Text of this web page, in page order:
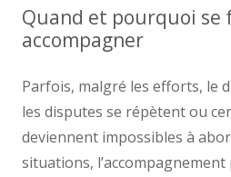
Quand et pourquoi se
accompagner
Parfois, malgré les efforts, le
les disputes se répètent ou
deviennent impossibles à
situations,